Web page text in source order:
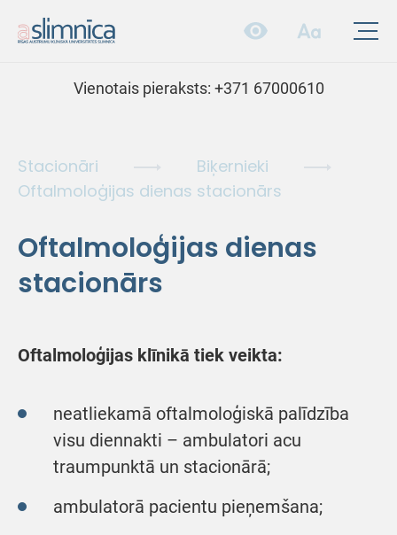
Vienotais pieraksts: +371 67000610
Stacionāri
Biķernieki
Oftalmoloģijas dienas stacionārs
Oftalmoloģijas dienas
stacionārs
Oftalmoloģijas klīnikā tiek veikta:
neatliekamā oftalmoloģiskā palīdzība
visu diennakti – ambulatori acu
traumpunktā un stacionārā;
ambulatorā pacientu pieņemšana;